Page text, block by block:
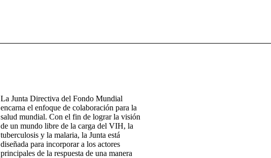
La Junta Directiva del Fondo Mundial
encarna el enfoque de colaboración para la
salud mundial. Con el fin de lograr la visión
de un mundo libre de la carga del VIH, la
tuberculosis y la malaria, la Junta está
diseñada para incorporar a los actores
principales de la respuesta de una manera